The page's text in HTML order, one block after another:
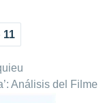
11
Análisis del Filme